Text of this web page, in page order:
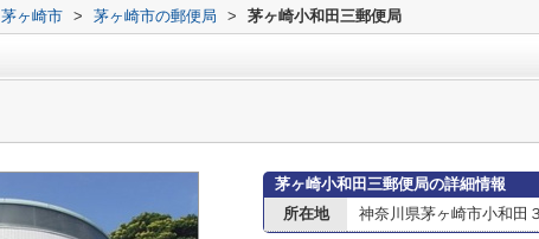
茅ヶ崎市 > 茅ヶ崎市の郵便局 > 茅ヶ崎小和田三郵便局
茅ヶ崎小和田三郵便局の詳細情報
所在地
神奈川県茅ヶ崎市小和田